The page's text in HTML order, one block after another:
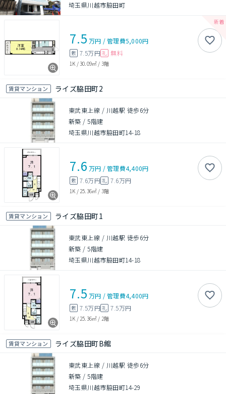
埼玉県川越市脇田町
7.5 万円 /管理費5,000円
敷 7.5万円 礼 無料
1K /30.09㎡ / 3階
賃貸マンション ライズ脇田町2
東武東上線 / 川越駅 徒歩6分
新築 /5階建
埼玉県川越市脇田町14-18
7.6 万円 /管理費4,400円
敷 7.6万円礼 7.6万円
1K / 25.36㎡ / 3階
賃貸マンション ライズ脇田町1
東武東上線 / 川越駅 徒歩6分
新築 /5階建
埼玉県川越市脇田町14-18
7.5 万円 /管理費4,400円
敷 7.5万円礼 7.5万円
1K / 25.36㎡ / 2階
賃貸マンション ライズ脇田町B館
東武東上線 / 川越駅 徒歩6分
新築 /5階建
埼玉県川越市脇田町14-29